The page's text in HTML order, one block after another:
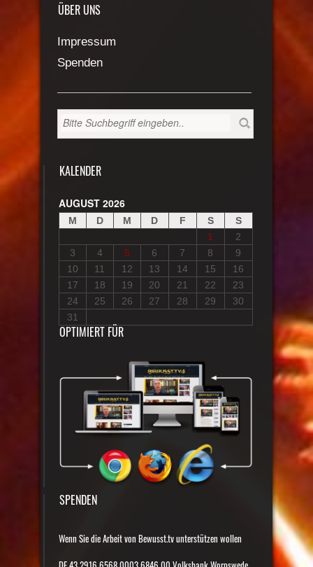
ÜBER UNS
Impressum
Spenden
KALENDER
AUGUST 2026
M D M D F S
S
1
2
3
4 5 6 7 8
9
10
11 12 13 14 15
16
17
18 19 20 21 22
23
24
25 26 27 28 29
30
31
OPTIMIERT FÜR
SPENDEN
Wenn Sie die Arbeit von Bewusst.tv unterstützen wollen